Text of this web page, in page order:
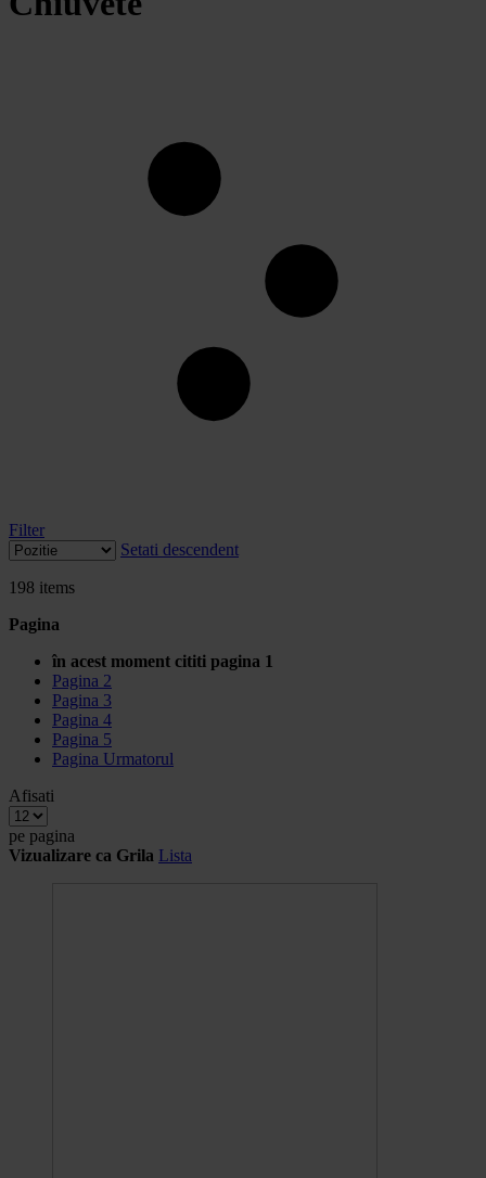
Filter
Setati descendent
198 items
Pagina
în acest moment cititi pagina 1
Pagina 2
Pagina 3
Pagina 4
Pagina 5
Pagina Urmatorul
Afisati
pe pagina
Vizualizare ca Grila Lista